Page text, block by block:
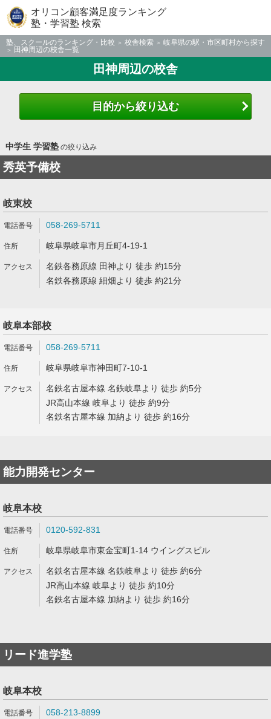
オリコン顧客満足度ランキング
塾・学習塾 検索
塾、スクールのランキング・比較 校舎検索
岐阜県の駅・市区町村から探す
田神周辺の校舎一覧
田神周辺の校舎
目的から絞り込む
中学生 学習塾の絞り込み
秀英予備校
岐東校
058-269-5711
岐阜県岐阜市月丘町4-19-1
名鉄各務原線 田神より 徒歩 約15分
名鉄各務原線 細畑より 徒歩 約21分
岐阜本部校
058-269-5711
岐阜県岐阜市神田町7-10-1
名鉄名古屋本線 名鉄岐阜より 徒歩 約5分
JR高山本線 岐阜より 徒歩 約9分
名鉄名古屋本線 加納より 徒歩 約16分
能力開発センター
岐阜本校
0120-592-831
岐阜県岐阜市東金宝町1-14 ウイングスビル
名鉄名古屋本線 名鉄岐阜より 徒歩 約6分
JR高山本線 岐阜より 徒歩 約10分
名鉄名古屋本線 加納より 徒歩 約16分
リード進学塾
岐阜本校
058-213-8899